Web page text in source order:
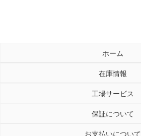
ホーム
在庫情報
工場サービス
保証について
お支払いについて